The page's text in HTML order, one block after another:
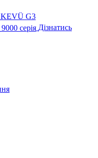
G3
9000 серія Дізнатись